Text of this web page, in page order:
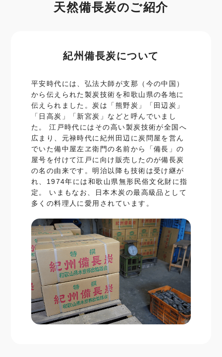
天然備長炭のご紹介
紀州備長炭について
平安時代には、弘法大師が支那（今の中国）
から伝えられた製炭技術を和歌山県の各地に
伝えられました。炭は「熊野炭」「田辺炭」
「日高炭」「新宮炭」などと呼んでいまし
た。 江戸時代にはその高い製炭技術が全国へ
広まり、元禄時代に紀州田辺に炭問屋を営ん
でいた備中屋左ヱ衛門の名前から「備長」の
屋号を付けて江戸に向け販売したのが備長炭
の名の由来です。明治以降も技術は受け継が
れ、1974年には和歌山県無形民俗文化財に指
定。 いまもなお、日本木炭の最高級品として
多くの料理人に愛用されています。